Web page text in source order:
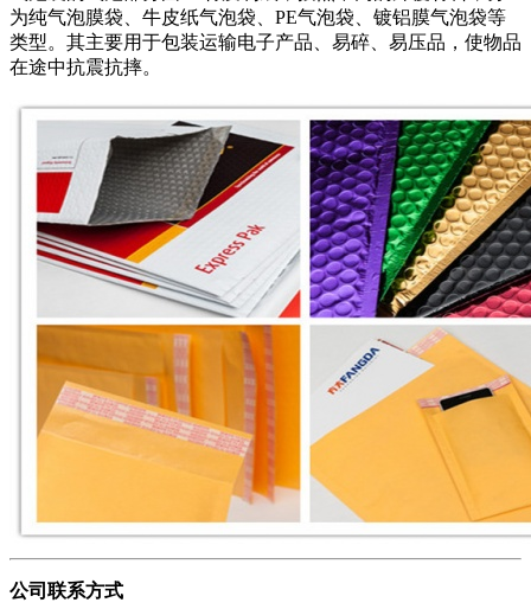
为纯气泡膜袋、牛皮纸气泡袋、PE气泡袋、镀铝膜气泡袋等
类型。其主要用于包装运输电子产品、易碎、易压品，使物品
在途中抗震抗摔。
公司联系方式